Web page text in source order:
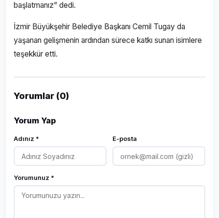
başlatmanız” dedi.
İzmir Büyükşehir Belediye Başkanı Cemil Tugay da
yaşanan gelişmenin ardından sürece katkı sunan isimlere
teşekkür etti.
Yorumlar (0)
Yorum Yap
Adınız * E-posta
Yorumunuz *